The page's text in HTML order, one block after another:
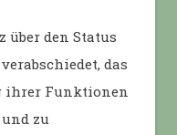
über den Status
das
ihrer Funktionen
zu